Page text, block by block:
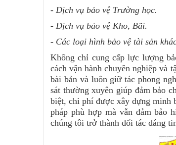
- Dịch vụ bảo vệ Trường học.
- Dịch vụ bảo vệ Kho, Bãi.
- Các loại hình bảo vệ tài sản
Không chỉ cung cấp lực lượng
cách vận hành chuyên nghiệp
bài bản và luôn giữ tác phong
sát thường xuyên giúp đảm bảo
biệt, chi phí được xây dựng minh
pháp phù hợp mà vẫn đảm bảo
chúng tôi trở thành đối tác đáng